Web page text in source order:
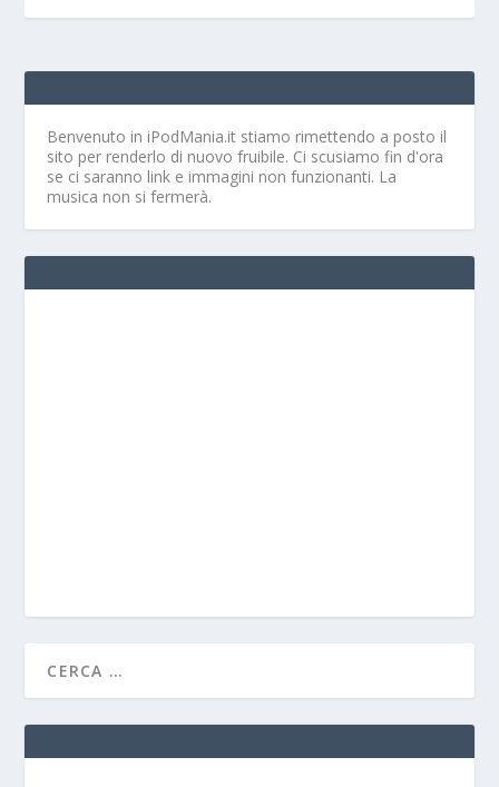
Benvenuto in iPodMania.it stiamo rimettendo a posto il
sito per renderlo di nuovo fruibile. Ci scusiamo fin d'ora
se ci saranno link e immagini non funzionanti. La
musica non si fermerà.